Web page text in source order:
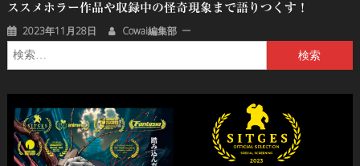
ススメホラー作品や収録中の怪奇現象まで語りつくす！
2023年11月28日 Cowai編集部
索: